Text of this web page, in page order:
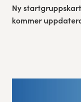
Ny
kommer